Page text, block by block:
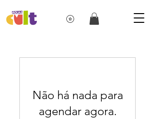
Não há nada para
agendar agora.